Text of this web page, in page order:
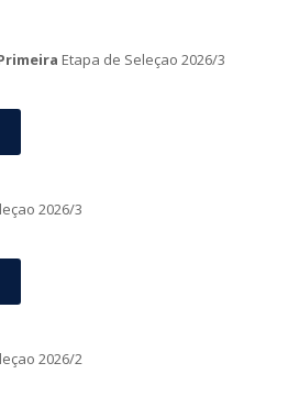
Etapa de Seleçao 2026/3
2026/3
2026/2